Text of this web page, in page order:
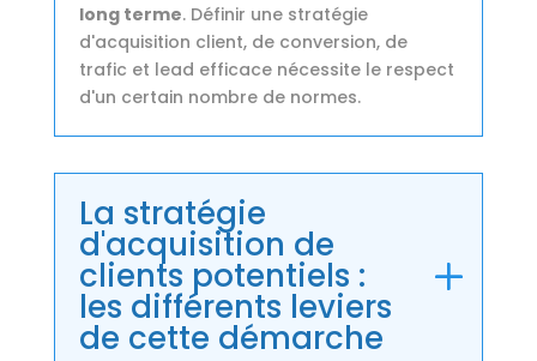
long terme. Définir une stratégie
d'acquisition client, de conversion, de
trafic et lead efficace nécessite le respect
d'un certain nombre de normes.
La stratégie
d'acquisition de
clients potentiels :
les différents leviers
de cette démarche